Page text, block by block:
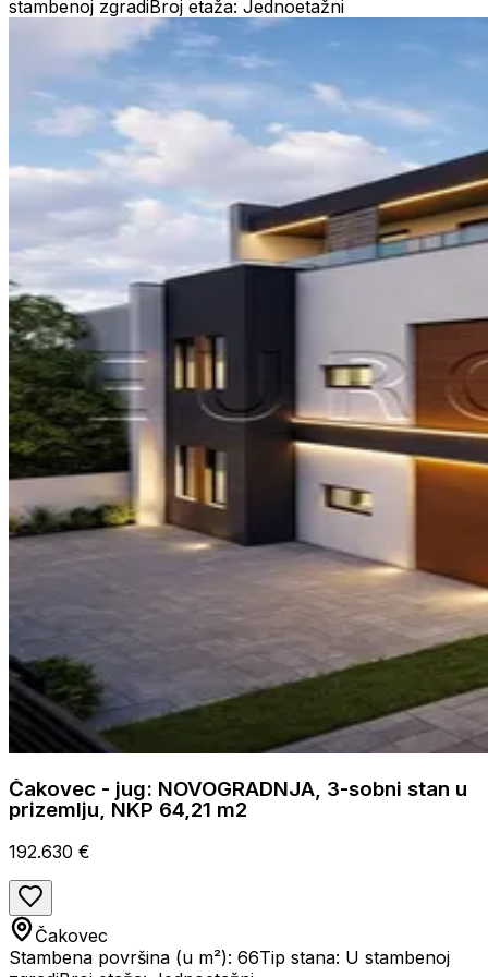
stambenoj zgradiBroj etaža: Jednoetažni
Čakovec - jug: NOVOGRADNJA, 3-sobni stan u
prizemlju, NKP 64,21 m2
192.630 €
Čakovec
Stambena površina (u m²): 66Tip stana: U stambenoj